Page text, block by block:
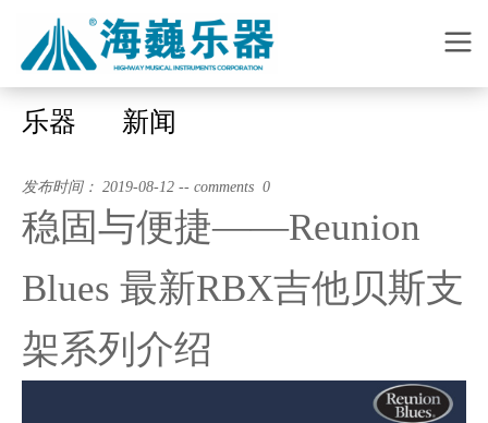
乐器 新闻
发布时间： 2019-08-12 -- comments 0
稳固与便捷——Reunion
Blues 最新RBX吉他贝斯支
架系列介绍